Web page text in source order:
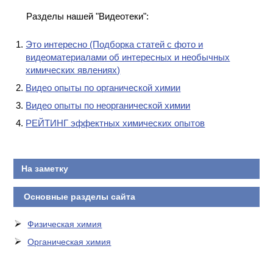
Разделы нашей "Видеотеки":
Это интересно (Подборка статей с фото и
видеоматериалами об интересных и необычных
химических явлениях)
Видео опыты по органической химии
Видео опыты по неорганической химии
РЕЙТИНГ эффектных химических опытов
На заметку
Основные разделы сайта
Физическая химия
Органическая химия